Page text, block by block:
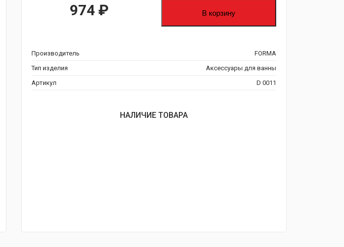
974 ₽ В корзину
Производитель
FORMA
Тип изделия
Аксессуары для ванны
Артикул
D 0011
НАЛИЧИЕ ТОВАРА